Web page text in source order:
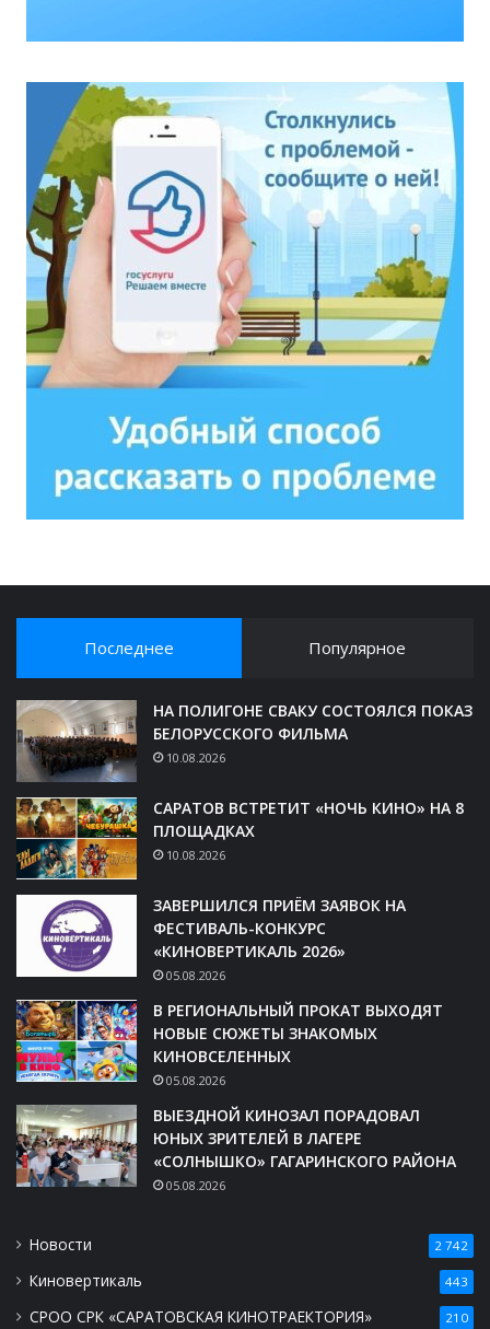
Последнее Популярное
НА ПОЛИГОНЕ СВАКУ СОСТОЯЛСЯ ПОКАЗ
БЕЛОРУССКОГО ФИЛЬМА
10.08.2026
САРАТОВ ВСТРЕТИТ «НОЧЬ КИНО» НА 8
ПЛОЩАДКАХ
10.08.2026
ЗАВЕРШИЛСЯ ПРИЁМ ЗАЯВОК НА
ФЕСТИВАЛЬ-КОНКУРС
«КИНОВЕРТИКАЛЬ 2026»
05.08.2026
В РЕГИОНАЛЬНЫЙ ПРОКАТ ВЫХОДЯТ
НОВЫЕ СЮЖЕТЫ ЗНАКОМЫХ
КИНОВСЕЛЕННЫХ
05.08.2026
ВЫЕЗДНОЙ КИНОЗАЛ ПОРАДОВАЛ
ЮНЫХ ЗРИТЕЛЕЙ В ЛАГЕРЕ
«СОЛНЫШКО» ГАГАРИНСКОГО РАЙОНА
05.08.2026
Новости 2 742
Киновертикаль 443
СРОО СРК «САРАТОВСКАЯ КИНОТРАЕКТОРИЯ» 210